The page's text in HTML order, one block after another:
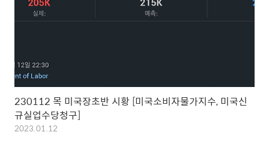
230112 목 미국장초반 시황 [미국소비자물가지수, 미국신
규실업수당청구]
2023.01.12